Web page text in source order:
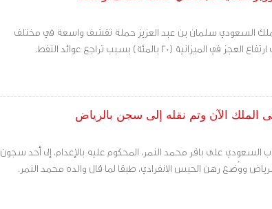
السعودي سلمان بن عبد العزيز حملة تقشف واسعة في مختلف
(20 بالمئة) بسبب تراجع عوائد النفط.
الملك الآن وتم نقله إلى سجن بالرياض
على باقر محمد النمر، المحكوم عليه بالإعدام، إلى أحد سجون
ووُضع رهن الحبس الانفرادي، طبقا لما قال والده محمد النمر.